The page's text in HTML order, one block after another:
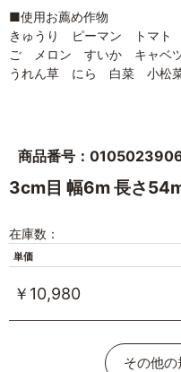
■使用お薦め作物
きゅうり ピーマン トマ
ご メロン すいか キャベ
うれん草 にら 白菜 小松
商品番号：
3cm目 幅6m 長さ
在庫数：
単価
￥10,980
その他